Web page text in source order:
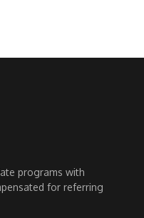
programs with
for referring